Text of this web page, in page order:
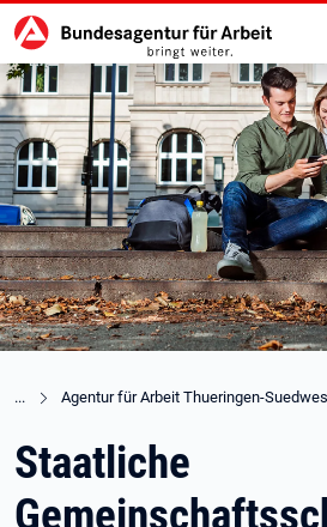
zu den Hauptinhalten springen
Hauptnavigation
Agentur für Arbeit Thueringen-
Staatliche